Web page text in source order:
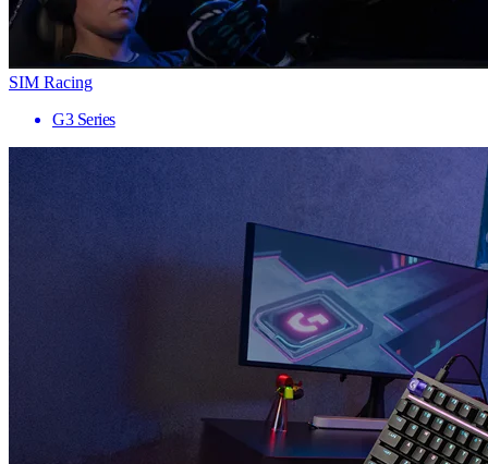
SIM Racing
G3 Series